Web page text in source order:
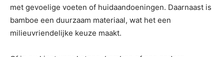
met gevoelige voeten of huidaandoeningen. Daarnaast is
bamboe een duurzaam materiaal, wat het een
milieuvriendelijke keuze maakt.